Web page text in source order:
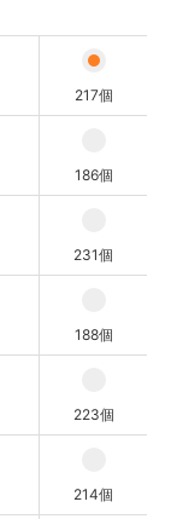
217個
186個
231個
188個
223個
214個